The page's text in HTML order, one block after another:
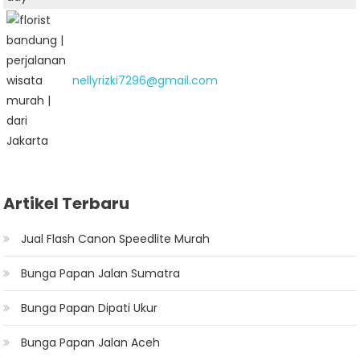
nellyrizki7296@gmail.com
Artikel Terbaru
Jual Flash Canon Speedlite Murah
Bunga Papan Jalan Sumatra
Bunga Papan Dipati Ukur
Bunga Papan Jalan Aceh